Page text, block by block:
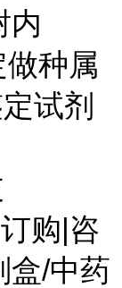
内
种属
试剂
购|咨
盒/中药